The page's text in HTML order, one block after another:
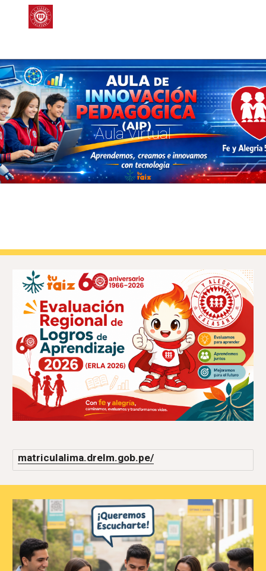
Skip to main content
Aula Virtual
matriculalima.drelm.gob.pe/